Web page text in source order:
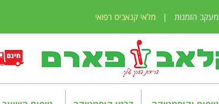
מעקב הזמנות | מלאי קנאביס רפואי